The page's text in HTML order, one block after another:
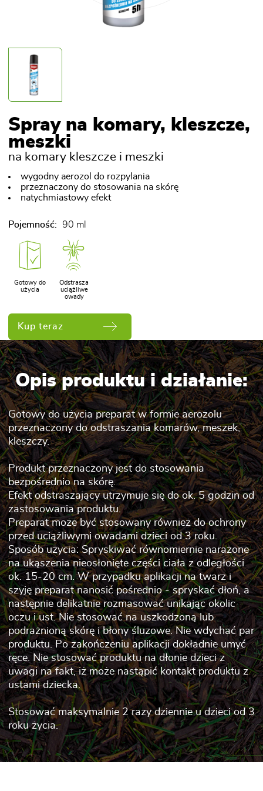
Spray na komary, kleszcze,
meszki
na komary kleszcze i meszki
wygodny aerozol do rozpylania
przeznaczony do stosowania na skórę
natychmiastowy efekt
Pojemność: 90 ml
Gotowy do
użycia
Odstrasza
uciążliwe
owady
Kup teraz
Opis produktu i działanie:
Gotowy do użycia preparat w formie aerozolu
przeznaczony do odstraszania komarów, meszek,
kleszczy.
Produkt przeznaczony jest do stosowania
bezpośrednio na skórę.
Efekt odstraszający utrzymuje się do ok. 5 godzin od
zastosowania produktu.
Preparat może być stosowany również do ochrony
przed uciążliwymi owadami dzieci od 3 roku.
Sposób użycia: Spryskiwać równomiernie narażone
na ukąszenia nieosłonięte części ciała z odległości
ok. 15-20 cm. W przypadku aplikacji na twarz i
szyję preparat nanosić pośrednio - spryskać dłoń, a
następnie delikatnie rozmasować unikając okolic
oczu i ust. Nie stosować na uszkodzoną lub
podrażnioną skórę i błony śluzowe. Nie wdychać par
produktu. Po zakończeniu aplikacji dokładnie umyć
ręce. Nie stosować produktu na dłonie dzieci z
uwagi na fakt, iż może nastąpić kontakt produktu z
ustami dziecka.
Stosować maksymalnie 2 razy dziennie u dzieci od 3
roku życia.